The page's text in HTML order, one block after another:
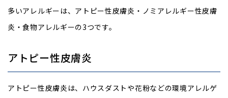
多いアレルギーは、アトピー性皮膚炎・ノミアレルギー性皮膚
炎・食物アレルギーの3つです。
アトピー性皮膚炎
アトピー性皮膚炎は、ハウスダストや花粉などの環境アレルゲ